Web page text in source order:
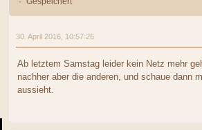
30. April 2016, 10:57:26
Ab letztem Samstag leider kein Netz mehr
nachher aber die anderen, und schaue dann
aussieht.